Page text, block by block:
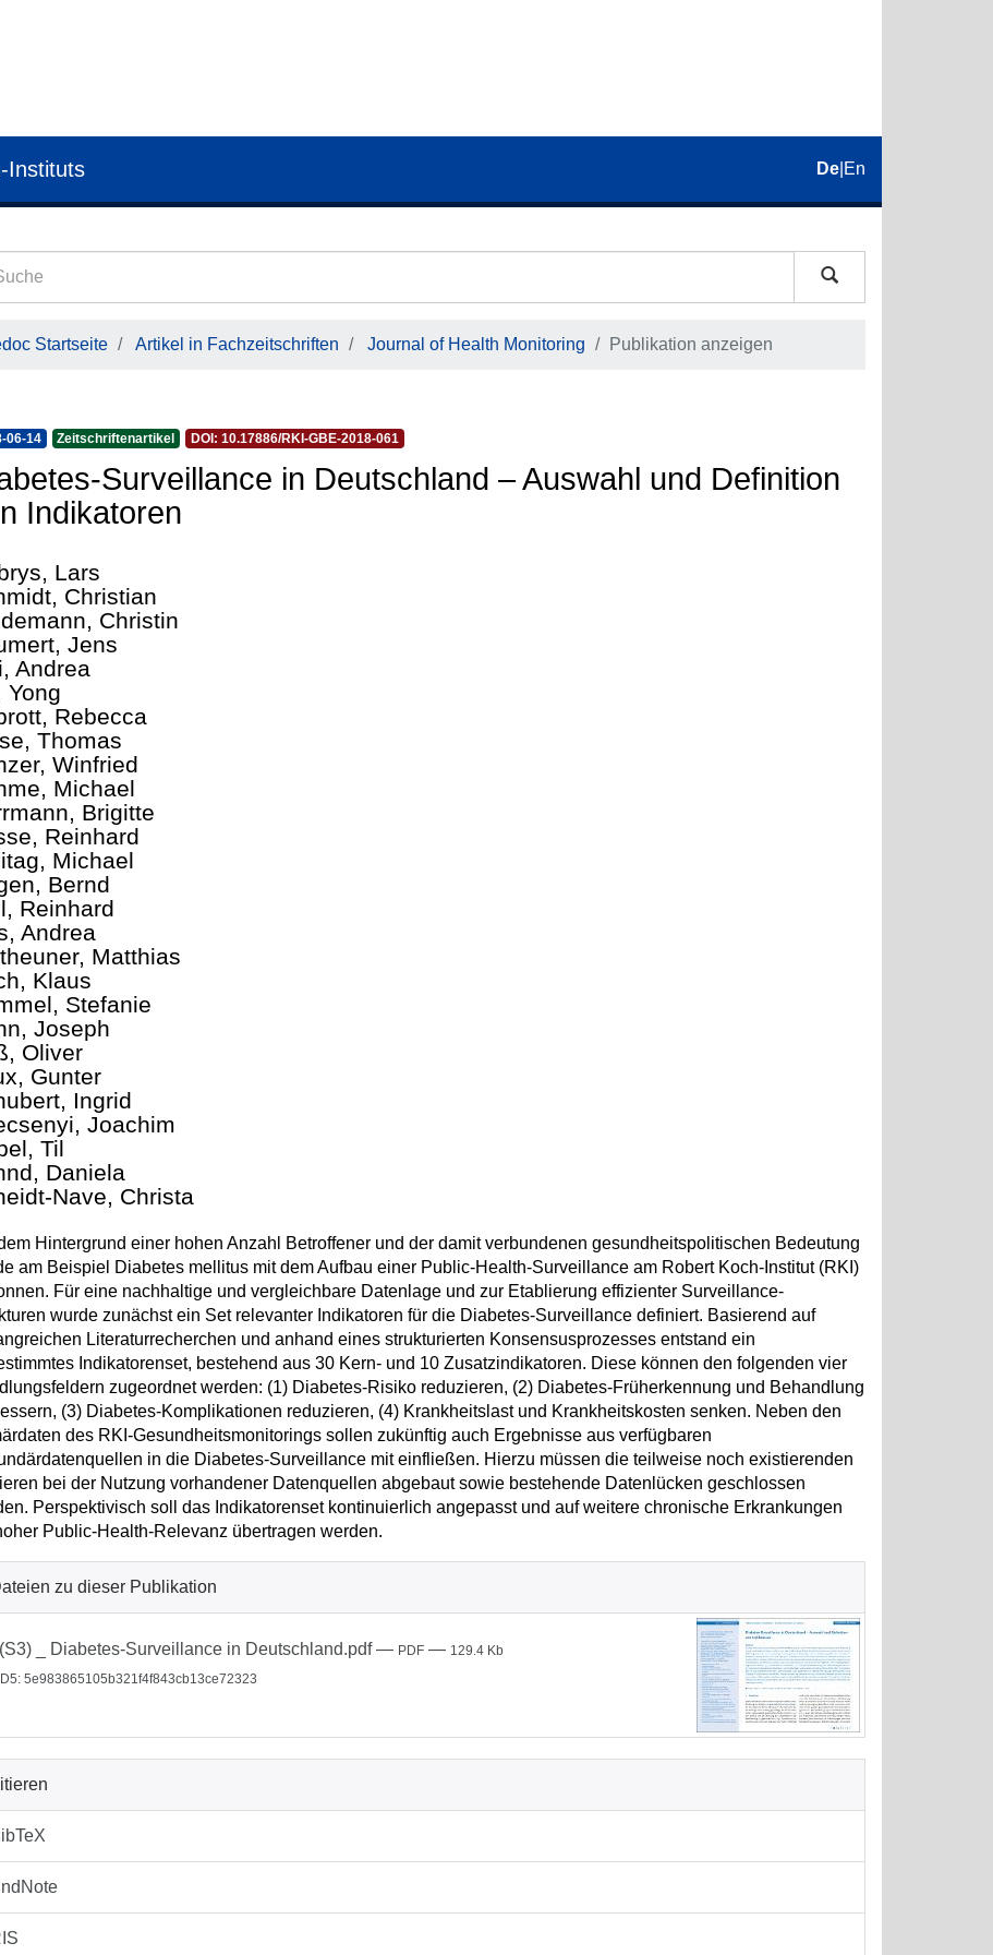
Instituts De En
Startseite Artikel in Fachzeitschriften Journal of Health Monitoring Publikation anzeigen
06-14 Zeitschriftenartikel DOI: 10.17886/RKI-GBE-2018-061
Surveillance in Deutschland – Auswahl und Definition
Indikatoren
Lars
Christian
Christin
Jens
Andrea
Yong
Rebecca
Thomas
Winfried
Michael
Brigitte
Reinhard
Michael
Bernd
Reinhard
Andrea
Matthias
Klaus
Stefanie
Joseph
Oliver
Gunter
Ingrid
Joachim
Til
Daniela
Nave, Christa
Hintergrund einer hohen Anzahl Betroffener und der damit verbundenen gesundheitspolitischen Bedeutung
am Beispiel Diabetes mellitus mit dem Aufbau einer Public-Health-Surveillance am Robert Koch-Institut (RKI)
Für eine nachhaltige und vergleichbare Datenlage und zur Etablierung effizienter Surveillance-
wurde zunächst ein Set relevanter Indikatoren für die Diabetes-Surveillance definiert. Basierend auf
Literaturrecherchen und anhand eines strukturierten Konsensusprozesses entstand ein
Indikatorenset, bestehend aus 30 Kern- und 10 Zusatzindikatoren. Diese können den folgenden vier
zugeordnet werden: (1) Diabetes-Risiko reduzieren, (2) Diabetes-Früherkennung und Behandlung
(3) Diabetes-Komplikationen reduzieren, (4) Krankheitslast und Krankheitskosten senken. Neben den
des RKI-Gesundheitsmonitorings sollen zukünftig auch Ergebnisse aus verfügbaren
in die Diabetes-Surveillance mit einfließen. Hierzu müssen die teilweise noch existierenden
bei der Nutzung vorhandener Datenquellen abgebaut sowie bestehende Datenlücken geschlossen
Perspektivisch soll das Indikatorenset kontinuierlich angepasst und auf weitere chronische Erkrankungen
Public-Health-Relevanz übertragen werden.
zu dieser Publikation
_ Diabetes-Surveillance in Deutschland.pdf— PDF — 129.4 Kb
5e983865105b321f4f843cb13ce72323